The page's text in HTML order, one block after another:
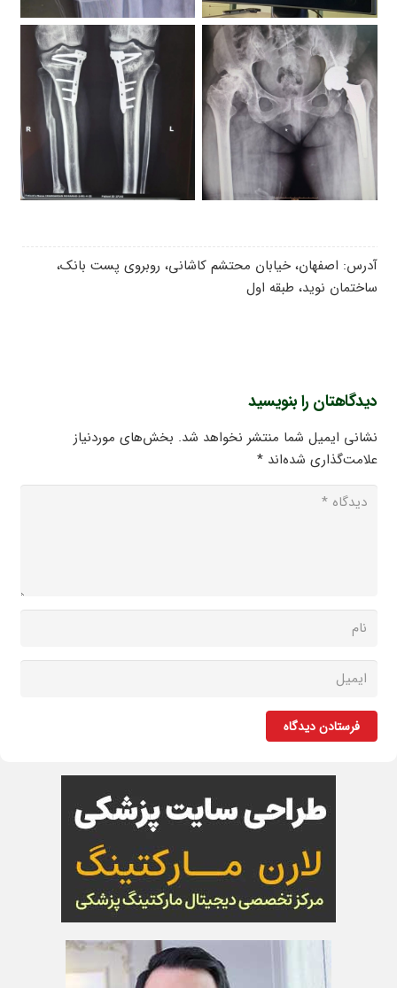
آدرس: اصفهان، خیابان محتشم کاشانی، روبروی پست بانک،
ساختمان نوید، طبقه اول
دیدگاهتان را بنویسید
نشانی ایمیل شما منتشر نخواهد شد. بخش‌های موردنیاز
علامت‌گذاری شده‌اند*
فرستادن دیدگاه